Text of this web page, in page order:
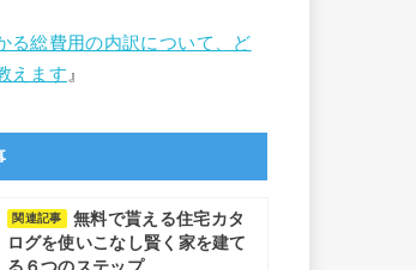
る総費用の内訳について、ど
えます 』
関連記事
無料で貰える住宅カタ
ログを使いこなし賢く家を建て